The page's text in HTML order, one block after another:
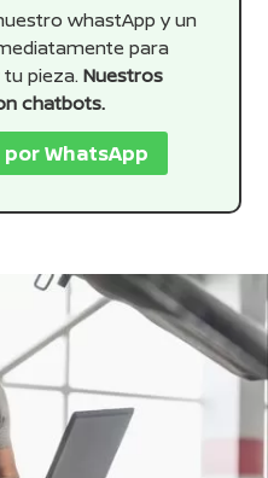
whastApp y un
para
pieza. Nuestros
chatbots.
WhatsApp